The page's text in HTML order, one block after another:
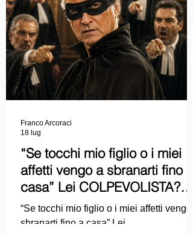
“Se tocchi mio figlio o i miei
affetti vengo a sbranarti fino a
casa” Lei COLPEVOLISTA?
Ma mi faccia il piacere...
“Se tocchi mio figlio o i miei affetti vengo
sbranarti fino a casa” Lei
Franco Arcoraci
18 lug